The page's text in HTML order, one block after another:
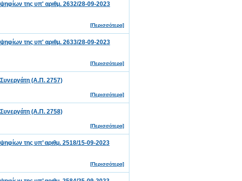
της υπ' αριθμ. 2632/28-09-2023
[Περισσότερα]
της υπ' αριθμ. 2633/28-09-2023
[Περισσότερα]
(Α.Π. 2757)
[Περισσότερα]
(Α.Π. 2758)
[Περισσότερα]
της υπ’ αριθμ. 2518/15-09-2023
[Περισσότερα]